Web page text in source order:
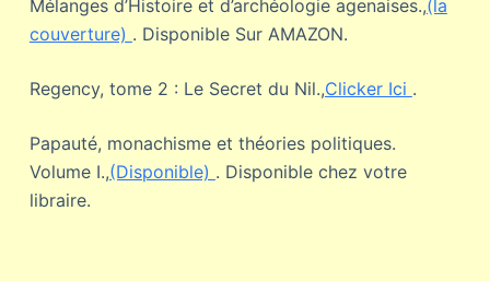
Mélanges d’Histoire et d’archéologie agenaises.,(la
couverture) . Disponible Sur AMAZON.
Regency, tome 2 : Le Secret du Nil.,Clicker Ici .
Papauté, monachisme et théories politiques.
Volume I.,(Disponible) . Disponible chez votre
libraire.